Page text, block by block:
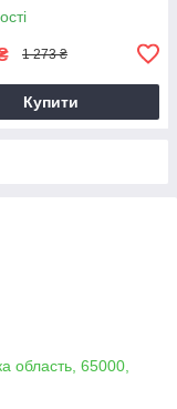
1 273 ₴
Купити
область, 65000,